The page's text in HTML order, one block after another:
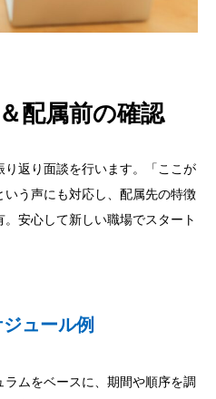
配属前の確認
返り面談を行います。「ここが
う声にも対応し、配属先の特徴
安心して新しい職場でスタート
ュール例
ムをベースに、期間や順序を調